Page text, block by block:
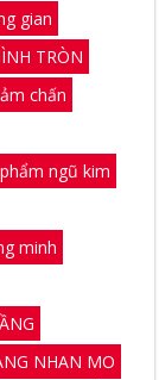
gian
TRÒN
chấn
ngũ kim
minh
NHAN MO